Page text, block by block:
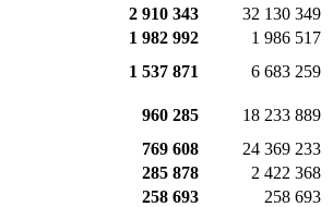
2 910 343
32 130 349
1 982 992
1 986 517
1 537 871 6 683 259
960 285
18 233 889
769 608
24 369 233
285 878
2 422 368
258 693
258 693